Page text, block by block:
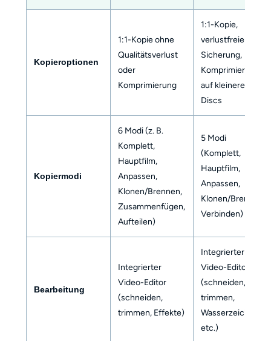
Kopieroptionen
1:1-Kopie ohne
Qualitätsverlust
oder
Komprimierung
1:1-Kopie,
verlustfreie
Sicherung,
Komprimierung
auf kleinere
Discs
Kopiermodi
6 Modi (z. B.
Komplett,
Hauptfilm,
Anpassen,
Klonen/Brennen,
Zusammenfügen,
Aufteilen)
5 Modi
(Komplett,
Hauptfilm,
Anpassen,
Klonen/Brennen,
Verbinden)
Bearbeitung
Integrierter
Video-Editor
(schneiden,
trimmen, Effekte)
Integrierter
Video-Editor
(schneiden,
trimmen,
Wasserzeichen
etc.)